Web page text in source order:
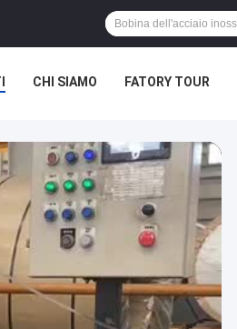
CHI SIAMO FATORY TOUR